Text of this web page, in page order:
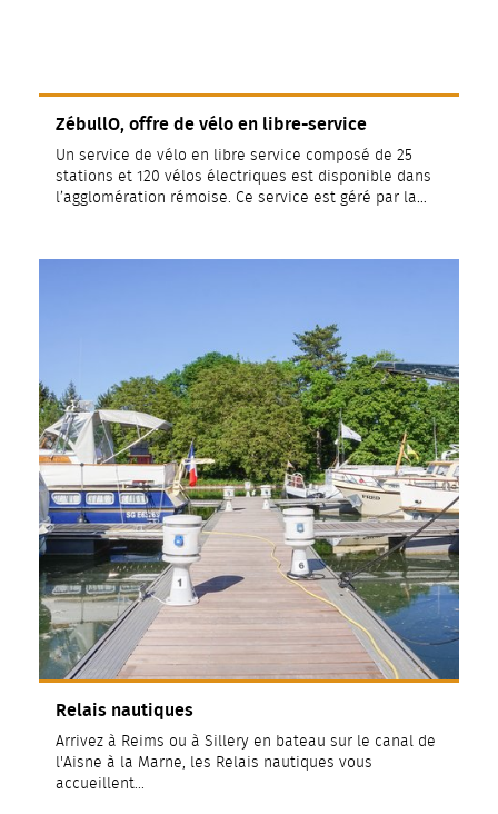
ZébullO, offre de vélo en libre-service
Un service de vélo en libre service composé de 25
stations et 120 vélos électriques est disponible dans
l’agglomération rémoise. Ce service est géré par la…
Relais nautiques
Arrivez à Reims ou à Sillery en bateau sur le canal de
l'Aisne à la Marne, les Relais nautiques vous
accueillent...